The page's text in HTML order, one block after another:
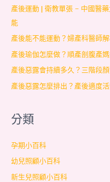
產後運動 | 衛教單張 – 中國醫
能
產後能不能運動？婦產科醫師
產後瑜伽怎麼做？順產剖腹產媽
產後惡露會持續多久？三階段
產後惡露怎麼排出？產後適度活
分類
孕期小百科
幼兒照顧小百科
新生兒照顧小百科